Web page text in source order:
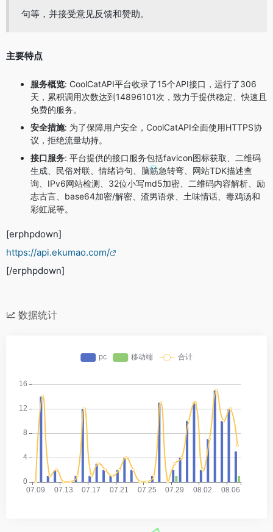
句等，并接受意见反馈和赞助。
主要特点
服务概览: CoolCatAPI平台收录了15个API接口，运行了306
天，累积调用次数达到14896101次，致力于提供稳定、快速且
免费的服务。
安全措施: 为了保障用户安全，CoolCatAPI全面使用HTTPS协
议，拒绝流量劫持。
接口服务: 平台提供的接口服务包括favicon图标获取、二维码
生成、民俗对联、情绪诗句、脑筋急转弯、网站TDK描述查
询、IPv6网站检测、32位小写md5加密、二维码内容解析、励
志古言、base64加密/解密、渣男语录、土味情话、毒鸡汤和
彩虹屁等。
[erphpdown]
https://api.ekumao.com/
[/erphpdown]
数据统计